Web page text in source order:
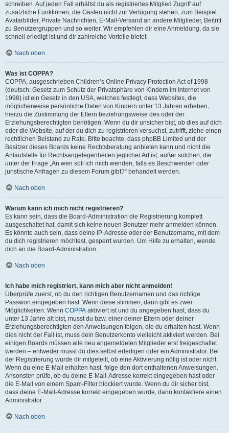
schreiben. Auf jeden Fall erhältst du als registriertes Mitglied Zugriff auf
zusätzliche Funktionen, die Gästen nicht zur Verfügung stehen: zum Beispiel
Avatarbilder, Private Nachrichten, E-Mail-Versand an andere Mitglieder, Beitritt
zu Benutzergruppen und so weiter. Wir empfehlen dir eine Anmeldung, da sie
schnell erledigt ist und dir zahlreiche Vorteile bietet.
Nach oben
Was ist COPPA?
COPPA, ausgeschrieben Children’s Online Privacy Protection Act of 1998
(deutsch: Gesetz zum Schutz der Privatsphäre von Kindern im Internet von
1998) ist ein Gesetz in den USA, welches festlegt, dass Websites, die
möglicherweise persönliche Daten von Kindern unter 13 Jahren erheben,
hierzu die Zustimmung der Eltern beziehungsweise des oder der
Erziehungsberechtigten benötigen. Wenn du dir unsicher bist, ob dies auf dich
oder die Website, auf der du dich zu registrieren versuchst, zutrifft, ziehe einen
rechtlichen Beistand zu Rate. Bitte beachte, dass phpBB Limited und der
Besitzer dieses Boards keine Rechtsberatung anbieten kann und nicht die
Anlaufstelle für Rechtsangelegenheiten jeglicher Art ist; außer solchen, die
unter der Frage „An wen soll ich mich wenden, falls es Beschwerden oder
juristische Anfragen zu diesem Forum gibt?“ behandelt werden.
Nach oben
Warum kann ich mich nicht registrieren?
Es kann sein, dass die Board-Administration die Registrierung komplett
ausgeschaltet hat, damit sich keine neuen Benutzer mehr anmelden können.
Es könnte auch sein, dass deine IP-Adresse oder der Benutzername, mit dem
du dich registrieren möchtest, gesperrt wurden. Um Hilfe zu erhalten, wende
dich an die Board-Administration.
Nach oben
Ich habe mich registriert, kann mich aber nicht anmelden!
Überprüfe zuerst, ob du den richtigen Benutzernamen und das richtige
Passwort eingegeben hast. Wenn diese stimmen, dann gibt es zwei
Möglichkeiten. Wenn COPPA aktiviert ist und du angegeben hast, dass du
unter 13 Jahre alt bist, musst du bzw. einer deiner Eltern oder deiner
Erziehungsberechtigten den Anweisungen folgen, die du erhalten hast. Wenn
dies nicht der Fall ist, muss dein Benutzerkonto vielleicht aktiviert werden. Bei
einigen Boards müssen alle neu angemeldeten Mitglieder erst freigeschaltet
werden – entweder musst du dies selbst erledigen oder ein Administrator. Bei
der Registrierung wurde dir mitgeteilt, ob eine Aktivierung nötig ist oder nicht.
Wenn du eine E-Mail erhalten hast, folge den dort enthaltenen Anweisungen.
Ansonsten prüfe, ob du deine E-Mail-Adresse korrekt eingegeben hast oder
die E-Mail von einem Spam-Filter blockiert wurde. Wenn du dir sicher bist,
dass deine E-Mail-Adresse korrekt eingegeben wurde, dann kontaktiere einen
Administrator.
Nach oben